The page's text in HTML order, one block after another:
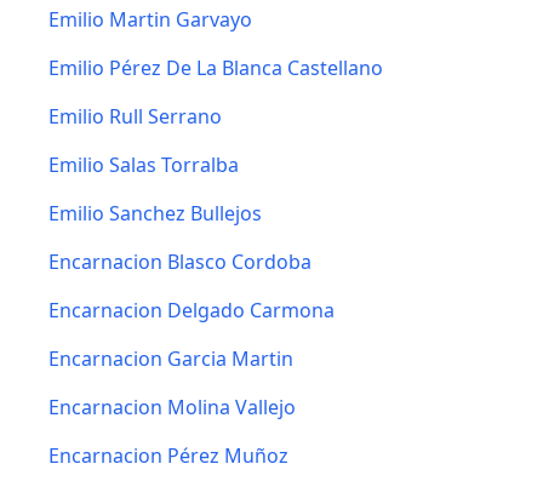
Emilio Martin Garvayo
Emilio Pérez De La Blanca Castellano
Emilio Rull Serrano
Emilio Salas Torralba
Emilio Sanchez Bullejos
Encarnacion Blasco Cordoba
Encarnacion Delgado Carmona
Encarnacion Garcia Martin
Encarnacion Molina Vallejo
Encarnacion Pérez Muñoz